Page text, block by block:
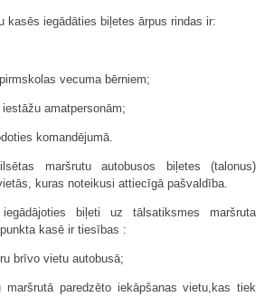
kasēs iegādāties biļetes ārpus rindas ir:
vecuma bērniem;
amatpersonām;
komandējumā.
maršrutu autobusos biļetes (talonus)
kuras noteikusi attiecīgā pašvaldība.
iegādājoties biļeti uz tālsatiksmes maršruta
kasē ir tiesības :
brīvo vietu autobusā;
maršrutā paredzēto iekāpšanas vietu,kas tiek